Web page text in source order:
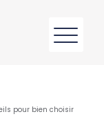
pour bien choisir